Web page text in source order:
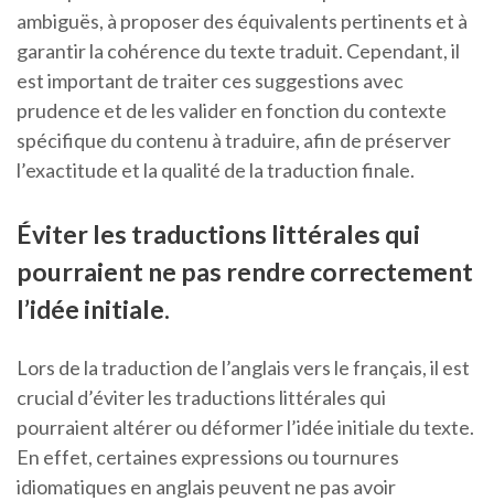
ambiguës, à proposer des équivalents pertinents et à
garantir la cohérence du texte traduit. Cependant, il
est important de traiter ces suggestions avec
prudence et de les valider en fonction du contexte
spécifique du contenu à traduire, afin de préserver
l’exactitude et la qualité de la traduction finale.
Éviter les traductions littérales qui
pourraient ne pas rendre correctement
l’idée initiale.
Lors de la traduction de l’anglais vers le français, il est
crucial d’éviter les traductions littérales qui
pourraient altérer ou déformer l’idée initiale du texte.
En effet, certaines expressions ou tournures
idiomatiques en anglais peuvent ne pas avoir